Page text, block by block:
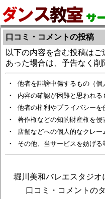
口コミ・コメントの投稿
以下の内容を含む投稿は
あった場合は、予告なく削
・
他者を誹謗中傷するもの（
・
内容の確認が困難と思われ
・
他者の権利やプライバシーを
・
著作権などの知的財産権を侵
・
店舗などへの個人的なクレ
・
その他、当サービスを妨げ
堀川美和バレエスタジ
口コミ・コメントの